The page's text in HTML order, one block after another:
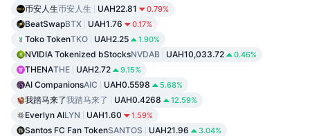
币安人生币安人生 UAH22.81 0.79%
BeatSwapBTX UAH1.76 0.17%
Toko TokenTKO UAH2.25 1.90%
NVIDIA Tokenized bStocksNVDAB UAH10,033.72 0.46%
THENATHE UAH2.72 9.15%
AI CompanionsAIC UAH0.5598 5.68%
我踏马来了我踏马来了 UAH0.4268 12.59%
Everlyn AILYN UAH1.60 1.59%
Santos FC Fan TokenSANTOS UAH21.96 3.04%